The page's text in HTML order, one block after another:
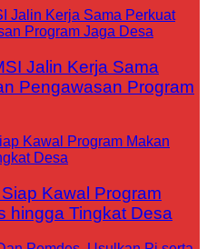
Jalin Kerja Sama
Pengawasan Program
Kawal Program
hingga Tingkat Desa